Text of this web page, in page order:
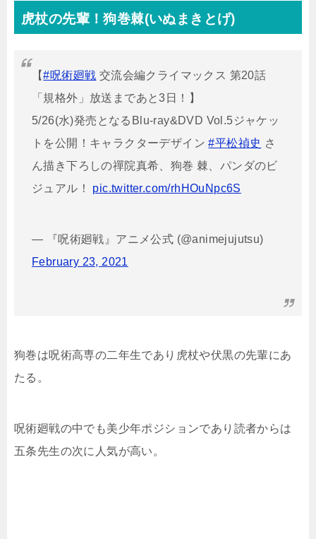
虎杖の先輩！狗巻棘(いぬまきとげ)
【#呪術廻戦 交流会編クライマックス 第20話
「規格外」放送まであと3日！】
5/26(水)発売となるBlu-ray&DVD Vol.5ジャケッ
トを公開！キャラクターデザイン#平松禎史 さ
ん描き下ろしの禪院真希、狗巻 棘、パンダのビ
ジュアル！ pic.twitter.com/rhHOuNpc6S
— 『呪術廻戦』アニメ公式 (@animejujutsu)
February 23, 2021
狗巻は呪術高専の二年生であり虎杖や伏黒の先輩にあ
たる。
呪術廻戦の中でも美少年ポジションであり読者からは
五条先生の次に人気が高い。